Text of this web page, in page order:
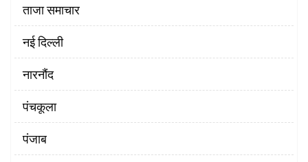
ताजा समाचार
नई दिल्ली
नारनौंद
पंचकूला
पंजाब